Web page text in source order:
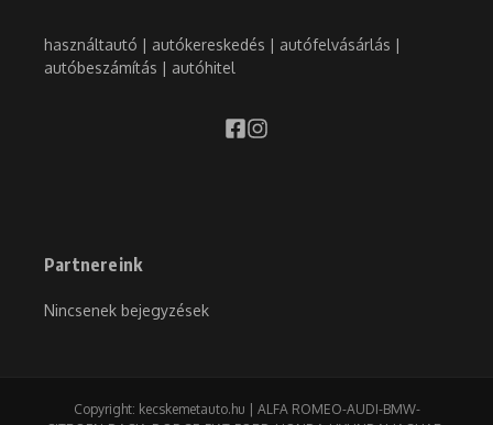
használtautó | autókereskedés | autófelvásárlás |
autóbeszámítás | autóhitel
Partnereink
Nincsenek bejegyzések
Copyright: kecskemetauto.hu | ALFA ROMEO-AUDI-BMW-